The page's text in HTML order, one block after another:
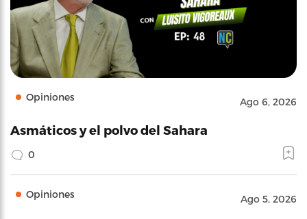
Opiniones Ago 6, 2026
Asmáticos y el polvo del Sahara
0
Opiniones Ago 5, 2026